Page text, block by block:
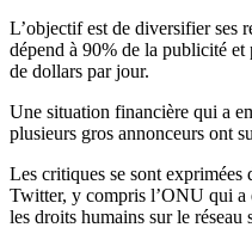
L’objectif est de diversifier ses
dépend à 90% de la publicité
de dollars par jour.
Une situation financière qui a
plusieurs gros annonceurs ont
Les critiques se sont exprimées
Twitter, y compris l’ONU qui a
les droits humains sur le réseau